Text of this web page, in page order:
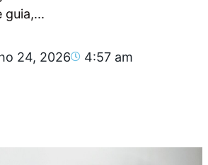
guia,...
24, 2026 4:57 am